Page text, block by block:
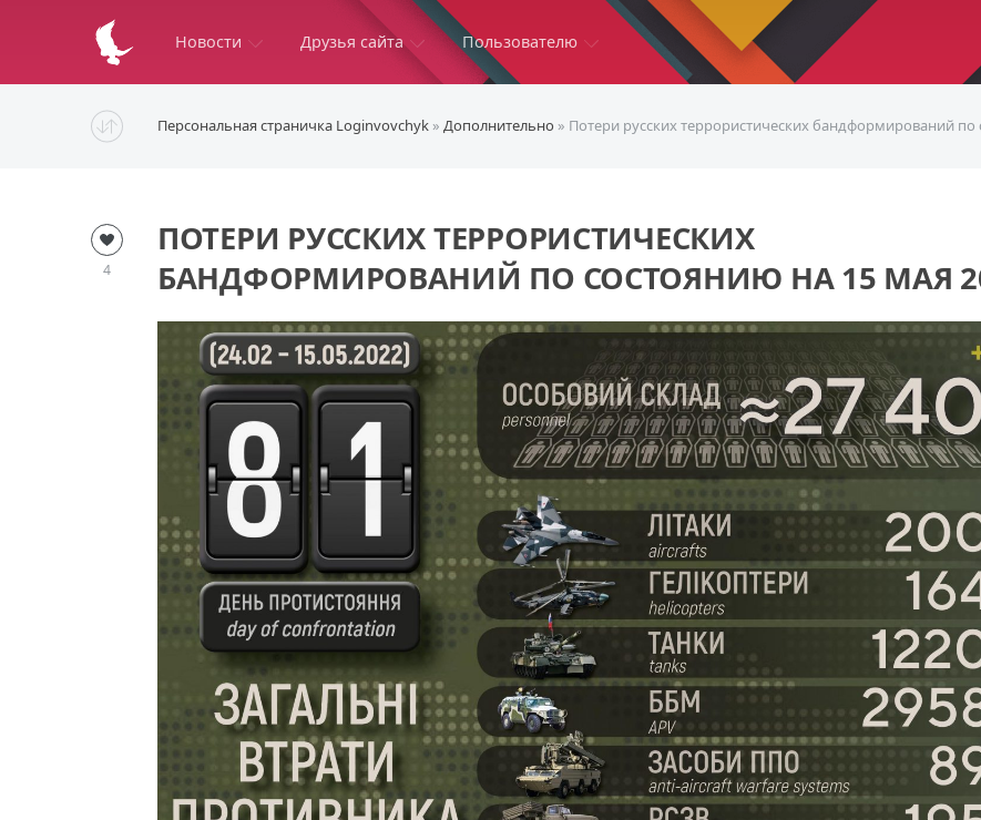
Новости Друзья сайта Пользователю
Персональная страничка Loginvovchyk » Дополнительно » Потери русских террористических бандформирований по
ПОТЕРИ РУССКИХ ТЕРРОРИСТИЧЕСКИХ
БАНДФОРМИРОВАНИЙ ПО СОСТОЯНИЮ НА 15 МАЯ
4